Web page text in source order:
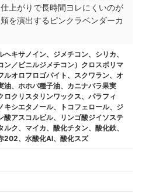
上がりで長時間ヨレにくいのが
を演出するピンクラベンダーカ
ヘキサノイン、ジメチコン、シリカ、
ン／ビニルジメチコン）クロスポリマ
ルオロフロゴパイト、スクワラン、オ
油、ホホバ種子油、カニナバラ果実
ロクリスタリンワックス、パラフィ
キシエタノール、トコフェロール、ジ
酸アスコルビル、リンゴ酸ジイソステ
ルク、マイカ、酸化チタン、酸化鉄、
202、水酸化Al、酸化スズ